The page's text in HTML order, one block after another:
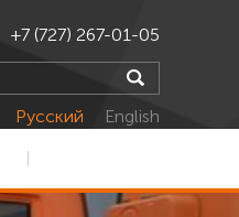
+7 (727) 267-01-05
Русский English